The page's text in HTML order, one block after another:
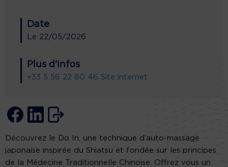
Date
Le 22/05/2026
Plus d'infos
+33 5 56 22 80 46 Site internet
Découvrez le Do In, une technique d’auto-massage
japonaise inspirée du Shiatsu et fondée sur les principes
de la Médecine Traditionnelle Chinoise. Offrez vous un